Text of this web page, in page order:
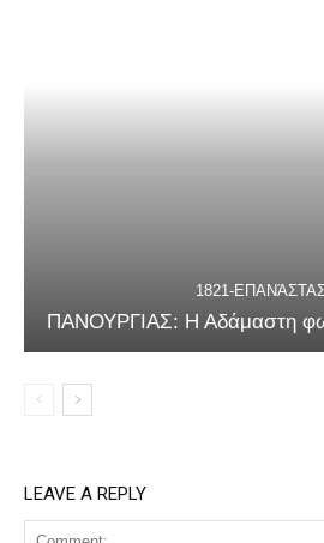
1821-
ΠΑΝΟΥΡΓΙΑΣ: Η Αδάμαστη
LEAVE A REPLY